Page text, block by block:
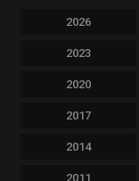
2026
2023
2020
2017
2014
2011